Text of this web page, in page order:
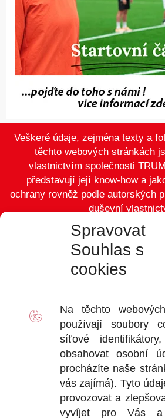
Spravovat
Souhlas s
cookies
Na těchto
používají soubory
síťové
obsahovat osobní
procházíte naše
vás zajímá). Tyto
provozovat a
vyvíjet pro Vás a
Veškeré údaje, zejména texty a
těchto webových stránkách
vlastnictvím společnosti
představují její know-how a
ochrany rovněž podle autorských
duševní